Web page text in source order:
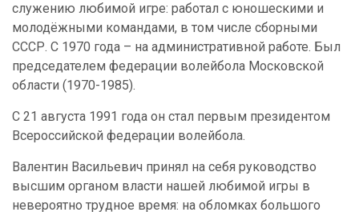
служению любимой игре: работал с юношескими и
молодёжными командами, в том числе сборными
СССР. С 1970 года – на административной работе. Был
председателем федерации волейбола Московской
области (1970-1985).
С 21 августа 1991 года он стал первым президентом
Всероссийской федерации волейбола.
Валентин Васильевич принял на себя руководство
высшим органом власти нашей любимой игры в
невероятно трудное время: на обломках большого